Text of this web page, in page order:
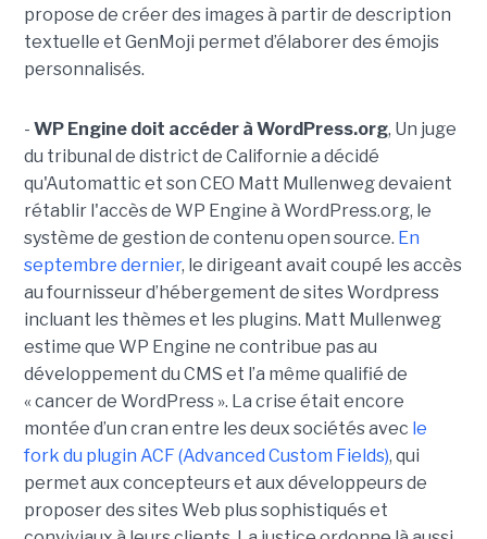
propose de créer des images à partir de description
textuelle et GenMoji permet d’élaborer des émojis
personnalisés.
- WP Engine doit accéder à WordPress.org, Un juge
du tribunal de district de Californie a décidé
qu'Automattic et son CEO Matt Mullenweg devaient
rétablir l'accès de WP Engine à WordPress.org, le
système de gestion de contenu open source. En
septembre dernier, le dirigeant avait coupé les accès
au fournisseur d’hébergement de sites Wordpress
incluant les thèmes et les plugins. Matt Mullenweg
estime que WP Engine ne contribue pas au
développement du CMS et l’a même qualifié de
« cancer de WordPress ». La crise était encore
montée d’un cran entre les deux sociétés avec le
fork du plugin ACF (Advanced Custom Fields), qui
permet aux concepteurs et aux développeurs de
proposer des sites Web plus sophistiqués et